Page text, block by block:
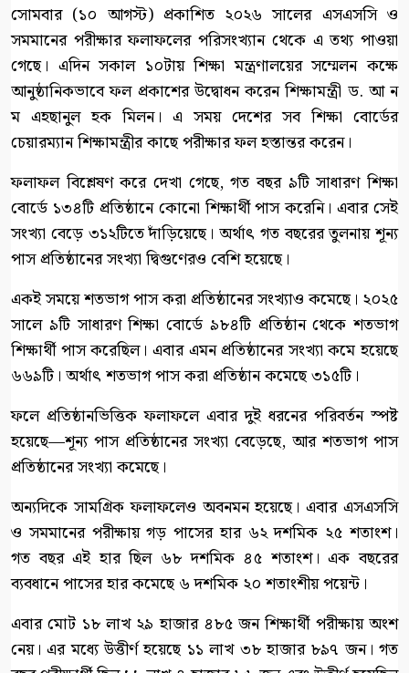
সোমবার (১০ আগস্ট) প্রকাশিত ২০২৬ সালের এসএসসি ও
সমমানের পরীক্ষার ফলাফলের পরিসংখ্যান থেকে এ তথ্য পাওয়া
গেছে। এদিন সকাল ১০টায় শিক্ষা মন্ত্রণালয়ের সম্মেলন কক্ষে
আনুষ্ঠানিকভাবে ফল প্রকাশের উদ্বোধন করেন শিক্ষামন্ত্রী ড. আ ন
ম এহছানুল হক মিলন। এ সময় দেশের সব শিক্ষা বোর্ডের
চেয়ারম্যান শিক্ষামন্ত্রীর কাছে পরীক্ষার ফল হস্তান্তর করেন।
ফলাফল বিশ্লেষণ করে দেখা গেছে, গত বছর ৯টি সাধারণ শিক্ষা
বোর্ডে ১৩৪টি প্রতিষ্ঠানে কোনো শিক্ষার্থী পাস করেনি। এবার সেই
সংখ্যা বেড়ে ৩১২টিতে দাঁড়িয়েছে। অর্থাৎ গত বছরের তুলনায় শূন্য
পাস প্রতিষ্ঠানের সংখ্যা দ্বিগুণেরও বেশি হয়েছে।
একই সময়ে শতভাগ পাস করা প্রতিষ্ঠানের সংখ্যাও কমেছে। ২০২৫
সালে ৯টি সাধারণ শিক্ষা বোর্ডে ৯৮৪টি প্রতিষ্ঠান থেকে শতভাগ
শিক্ষার্থী পাস করেছিল। এবার এমন প্রতিষ্ঠানের সংখ্যা কমে হয়েছে
৬৬৯টি। অর্থাৎ শতভাগ পাস করা প্রতিষ্ঠান কমেছে ৩১৫টি।
ফলে প্রতিষ্ঠানভিত্তিক ফলাফলে এবার দুই ধরনের পরিবর্তন স্পষ্ট
হয়েছে—শূন্য পাস প্রতিষ্ঠানের সংখ্যা বেড়েছে, আর শতভাগ পাস
প্রতিষ্ঠানের সংখ্যা কমেছে।
অন্যদিকে সামগ্রিক ফলাফলেও অবনমন হয়েছে। এবার এসএসসি
ও সমমানের পরীক্ষায় গড় পাসের হার ৬২ দশমিক ২৫ শতাংশ।
গত বছর এই হার ছিল ৬৮ দশমিক ৪৫ শতাংশ। এক বছরের
ব্যবধানে পাসের হার কমেছে ৬ দশমিক ২০ শতাংশীয় পয়েন্ট।
এবার মোট ১৮ লাখ ২৯ হাজার ৪৮৫ জন শিক্ষার্থী পরীক্ষায় অংশ
নেয়। এর মধ্যে উত্তীর্ণ হয়েছে ১১ লাখ ৩৮ হাজার ৮৯৭ জন। গত